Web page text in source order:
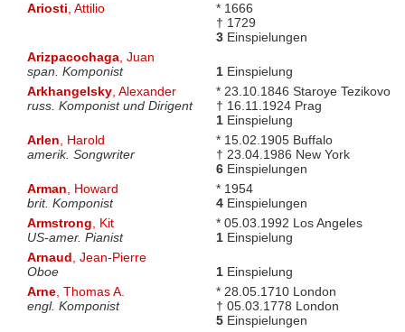
Ariosti, Attilio
* 1666
† 1729
3Einspielungen
Arizpacochaga, Juan
span. Komponist
1Einspielung
Arkhangelsky, Alexander
russ. Komponist und Dirigent
* 23.10.1846 Staroye Tezikovo
† 16.11.1924 Prag
1Einspielung
Arlen, Harold
amerik. Songwriter
* 15.02.1905 Buffalo
† 23.04.1986 New York
6Einspielungen
Arman, Howard
brit. Komponist
* 1954
4Einspielungen
Armstrong, Kit
US-amer. Pianist
* 05.03.1992 Los Angeles
1Einspielung
Arnaud, Jean-Pierre
Oboe
1Einspielung
Arne, Thomas A.
engl. Komponist
* 28.05.1710 London
† 05.03.1778 London
5Einspielungen